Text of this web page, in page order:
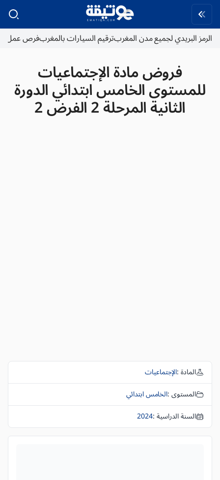
الرمز البريدي لجميع مدن المغربترقيم السيارات بالمغربفرص عمل
فروض مادة الإجتماعيات
للمستوى الخامس ابتدائي الدورة
الثانية المرحلة 2 الفرض 2
المادة :الإجتماعيات
المستوى :الخامس ابتدائي
السنة الدراسية :2024